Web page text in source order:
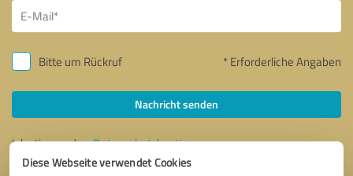
Diese Webseite verwendet Cookies
Bitte um Rückruf * Erforderliche Angaben
Nachricht senden
Ich stimme denDatenschutzbestimmungenzu.